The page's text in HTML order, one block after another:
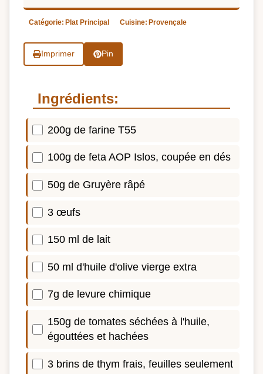
Catégorie: Plat Principal Cuisine: Provençale
Imprimer Pin
Ingrédients:
200g de farine T55
100g de feta AOP Islos, coupée en dés
50g de Gruyère râpé
3 œufs
150 ml de lait
50 ml d'huile d'olive vierge extra
7g de levure chimique
150g de tomates séchées à l'huile,
égouttées et hachées
3 brins de thym frais, feuilles seulement